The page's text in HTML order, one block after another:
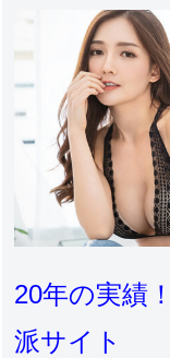
20年の実績
派サイト